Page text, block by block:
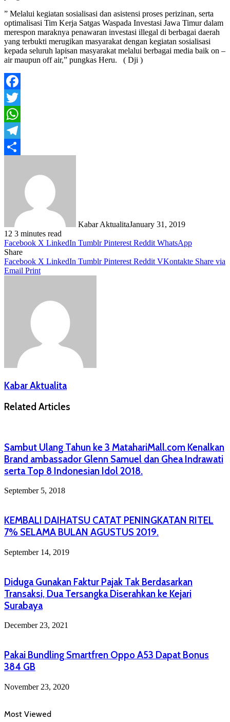
” Melalui kegiatan sosialisasi dan asistensi proses perizinan, serta
optimalisasi Tim Kerja Satgas Waspada Investasi Jawa Timur dalam
merespon maraknya penawaran investasi illegal di berbagai daerah
yang terbukti merugikan masyarakat dengan kegiatan sosialisasi
kepada seluruh lapisan masyarakat melalui berbagai media baik on –
air maupun off air,” pungkas Heru. ( Dji )
Facebook
Twitter
WhatsApp
Telegram
Kabar AktualitaJanuary 31, 2019
12 3 minutes read
Facebook X LinkedIn Tumblr Pinterest Reddit WhatsApp
Share
Facebook X LinkedIn Tumblr Pinterest Reddit VKontakte Share via
Email Print
Kabar Aktualita
Related Articles
Sambut Ulang Tahun ke 3 MatahariMall.com Kenalkan
Brand ambassador Glenn Samuel dan Ghea Indrawati
serta Top 8 Indonesian Idol 2018.
September 5, 2018
KEMBALI DAIHATSU CATAT PENINGKATAN RITEL
7% SELAMA BULAN AGUSTUS 2019.
September 14, 2019
Diduga Gunakan Faktur Pajak Tak Berdasarkan
Transaksi, Dua Tersangka Diserahkan ke Kejari
Surabaya
December 23, 2021
Pakai Bundling Smartfren Oppo A53 Dapat Bonus
384 GB
November 23, 2020
Most Viewed